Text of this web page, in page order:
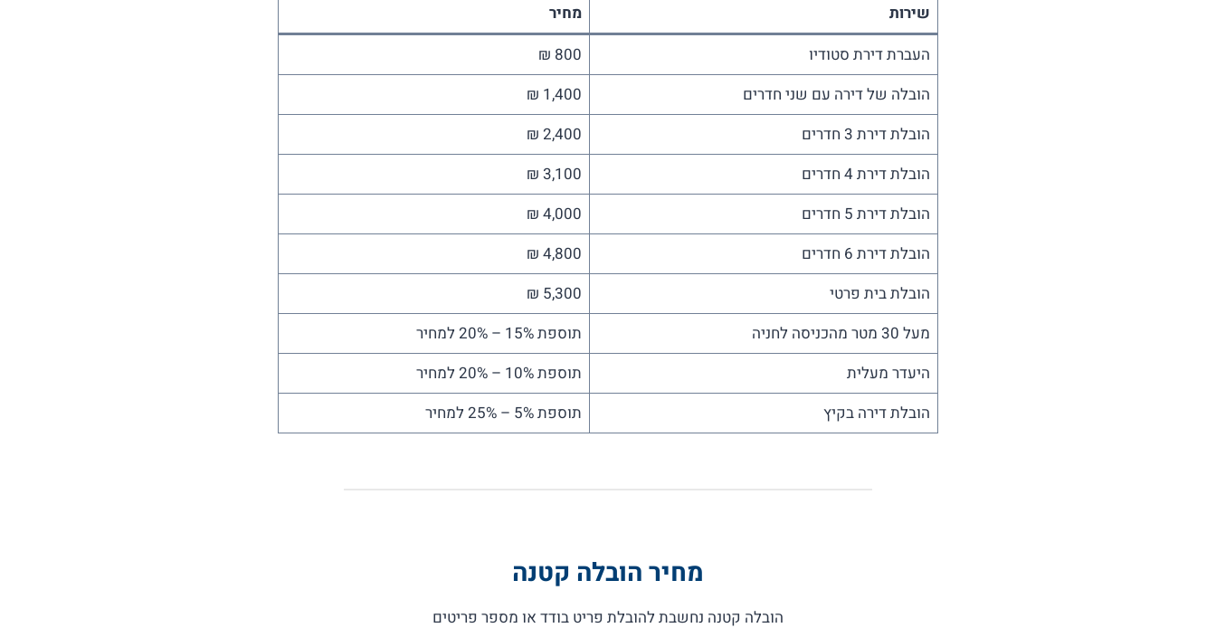
שירות
מחיר
העברת דירת סטודיו
800 ₪
הובלה של דירה עם שני חדרים
1,400 ₪
הובלת דירת 3 חדרים
2,400 ₪
הובלת דירת 4 חדרים
3,100 ₪
הובלת דירת 5 חדרים
4,000 ₪
הובלת דירת 6 חדרים
4,800 ₪
הובלת בית פרטי
5,300 ₪
מעל 30 מטר מהכניסה לחניה
תוספת 15% – 20% למחיר
היעדר מעלית
תוספת 10% – 20% למחיר
הובלת דירה בקיץ
תוספת 5% – 25% למחיר
מחירהובלה קטנה
הובלה קטנה נחשבת להובלת פריט בודד או מספר פריטים